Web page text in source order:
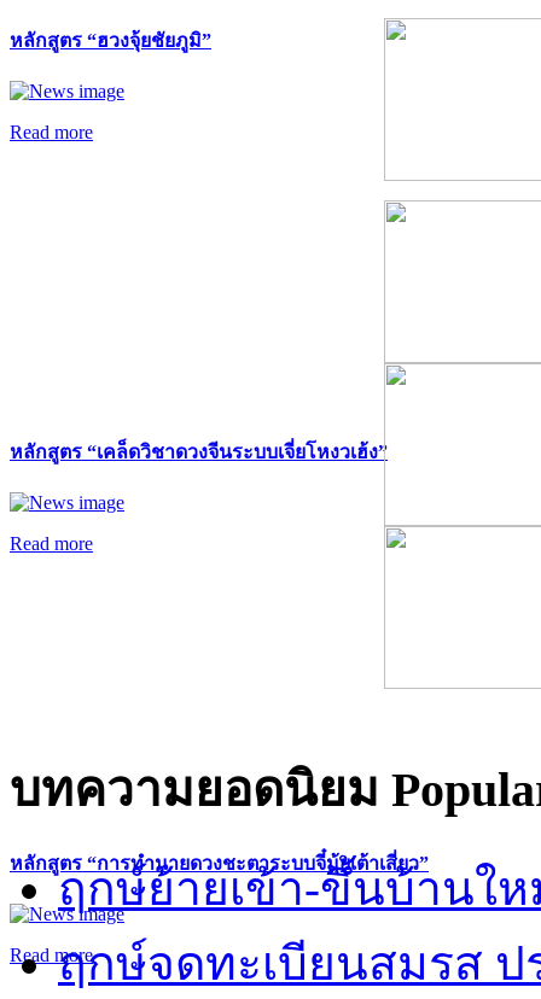
หลักสูตร “ฮวงจุ้ยชัยภูมิ”
Read more
หลักสูตร “เคล็ดวิชาดวงจีนระบบเจี่ยโหงวเฮ้ง”
Read more
หลักสูตร “การทำนายดวงชะตาระบบจี๋มุ้ยเต้าเสี่ยว”
Read more
บทความยอดนิยม
ฤกษ์ย้ายเข้า-ขึ้นบ้านให
ฤกษ์จดทะเบียนสมรส ป